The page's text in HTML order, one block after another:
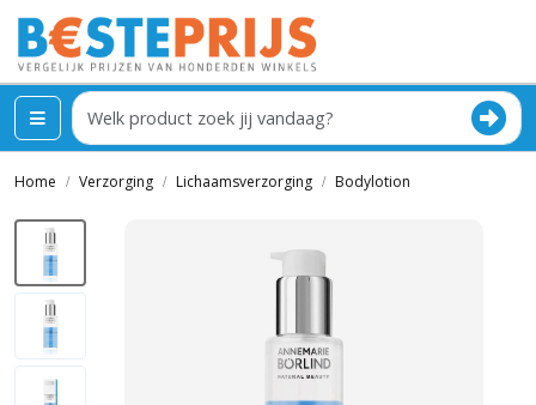
Home Verzorging Lichaamsverzorging Bodylotion